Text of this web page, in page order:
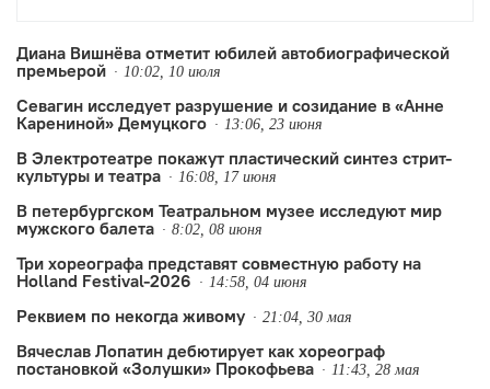
руководитель и дирижёр — Валерий
Гергиев.
Диана Вишнёва отметит юбилей автобиографической
премьерой
10:02, 10 июля
Севагин исследует разрушение и созидание в «Анне
Карениной» Демуцкого
13:06, 23 июня
В Электротеатре покажут пластический синтез стрит-
культуры и театра
16:08, 17 июня
В петербургском Театральном музее исследуют мир
мужского балета
8:02, 08 июня
Три хореографа представят совместную работу на
Holland Festival-2026
14:58, 04 июня
Реквием по некогда живому 21:04, 30 мая
Вячеслав Лопатин дебютирует как хореограф
постановкой «Золушки» Прокофьева
11:43, 28 мая